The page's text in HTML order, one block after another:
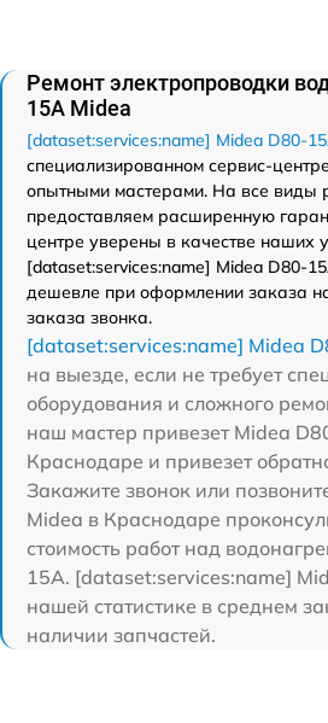
Ремонт электропроводки
15A Midea
[dataset:services:name] Midea D80-
специализированном сервис-
опытными мастерами. На все виды
предоставляем расширенную
центре уверены в качестве наших
[dataset:services:name] Midea D80-
дешевле при оформлении заказа
заказа звонка.
[dataset:services:name] Midea
на выезде, если не требует
оборудования и сложного
наш мастер привезет Midea
Краснодаре и привезет
Закажите звонок или
Midea в Краснодаре
стоимость работ над
15A. [dataset:services:name]
нашей статистике в среднем
наличии запчастей.